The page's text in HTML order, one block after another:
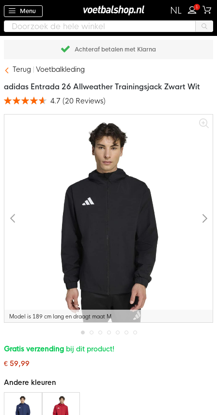
Menu NL 1
Achteraf betalen met Klarna
Terug Voetbalkleding
Model is 189 cm lang en draagt maat M
Ga
naar
begin
de
adidas Entrada 26 Allweather Trainingsjack Zwart Wit
Waardering: 4.7 (20 Reviews)
Gratis verzending bij dit product!
€ 59,99
Andere kleuren